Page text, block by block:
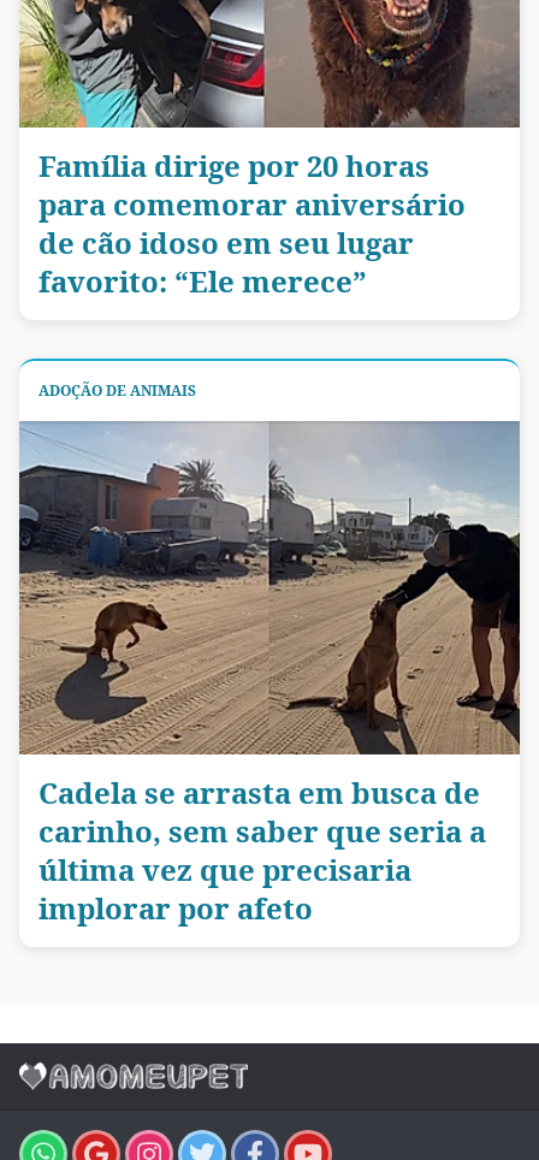
Família dirige por 20 horas
para comemorar aniversário
de cão idoso em seu lugar
favorito: “Ele merece”
ADOÇÃO DE ANIMAIS
Cadela se arrasta em busca de
carinho, sem saber que seria a
última vez que precisaria
implorar por afeto